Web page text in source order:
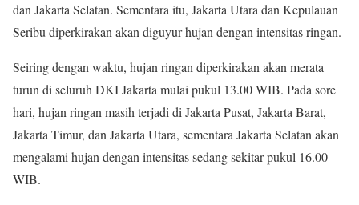
dan Jakarta Selatan. Sementara itu, Jakarta Utara dan Kepulauan
Seribu diperkirakan akan diguyur hujan dengan intensitas ringan.
Seiring dengan waktu, hujan ringan diperkirakan akan merata
turun di seluruh DKI Jakarta mulai pukul 13.00 WIB. Pada sore
hari, hujan ringan masih terjadi di Jakarta Pusat, Jakarta Barat,
Jakarta Timur, dan Jakarta Utara, sementara Jakarta Selatan akan
mengalami hujan dengan intensitas sedang sekitar pukul 16.00
WIB.